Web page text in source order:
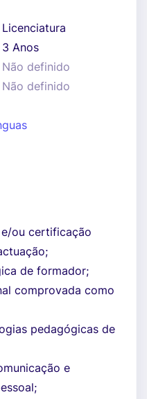
Licenciatura
3 Anos
Não definido
Não definido
ou certificação
de formador;
comprovada como
pedagógicas de
e